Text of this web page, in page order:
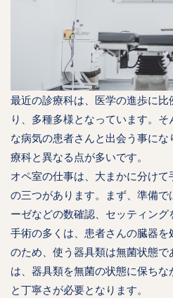
最近の診療科は、医学の進歩に
り、多種多様となっています。
な病気の患者さんと出会う事に
療科と異なる点が多いです。
オペ室の仕事は、大まかに分け
の三つがあります。まず、準備
ーゼなどの数確認、セッティング
手術の多くは、患者さんの臓器
のため、使う器具類は無菌状態
は、器具類を無菌の状態に保ち
と丁寧さが必要となります。